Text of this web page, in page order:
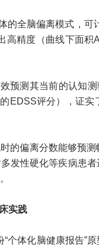
的全脑偏离模式，可
高精度（曲线下面
预测其当前的认知
EDSS评分），证
的偏离分数能够预
发性硬化等疾病患
实践
个体化脑健康报告”